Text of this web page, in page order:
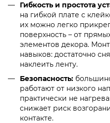
Гибкость и простота
на гибкой плате с
их можно легко
поверхность – от
элементов декора.
навыков: достаточно
наклеить ленту.
Безопасность:
работают от низкого
практически не
снижает риск
контакте.